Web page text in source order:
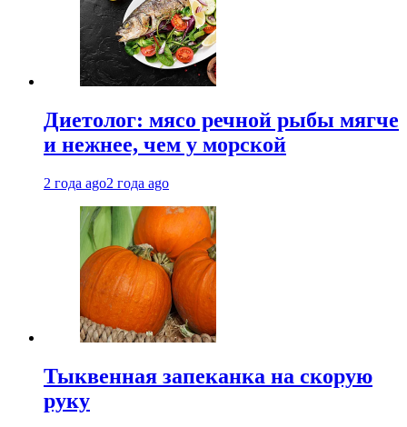
Диетолог: мясо речной рыбы мягче
и нежнее, чем у морской
2 года ago2 года ago
Тыквенная запеканка на скорую
руку